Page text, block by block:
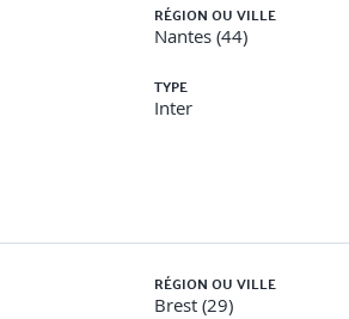
RÉGION OU VILLE
Nantes (44)
TYPE
Inter
RÉGION OU VILLE
Brest (29)